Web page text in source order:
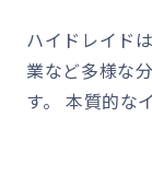
ハイドレイド
業など多様な
す。
本質的な